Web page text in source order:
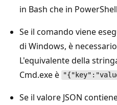
in Bash che in
Se il comando viene
di Windows, è
L'equivalente della
Cmd.exe è
Se il valore JSON